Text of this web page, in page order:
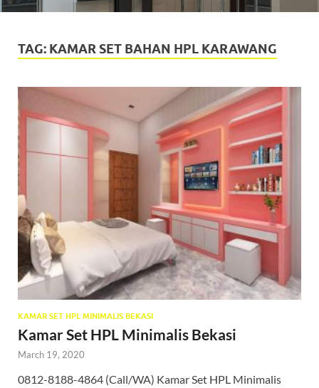
TAG: KAMAR SET BAHAN HPL KARAWANG
KAMAR SET HPL MINIMALIS BEKASI
Kamar Set HPL Minimalis Bekasi
March 19, 2020
0812-8188-4864 (Call/WA) Kamar Set HPL Minimalis